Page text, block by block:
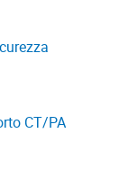
CT/PA